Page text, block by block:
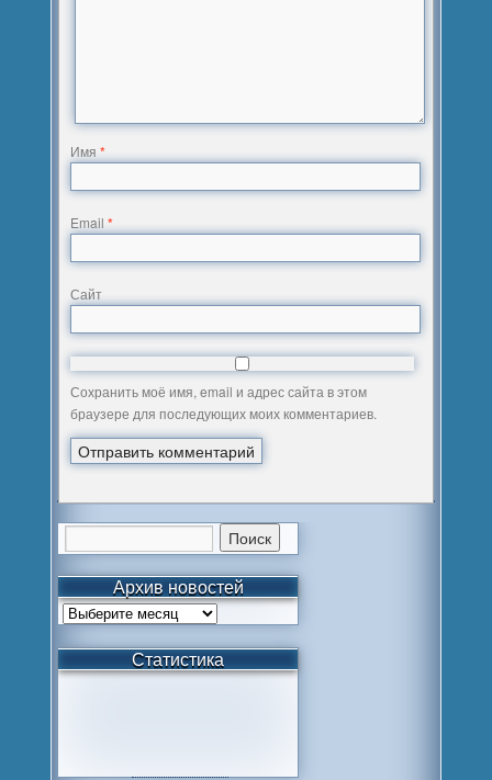
Имя*
Email*
Сайт
Сохранить моё имя, email и адрес сайта в этом
браузере для последующих моих комментариев.
Архив новостей
Статистика